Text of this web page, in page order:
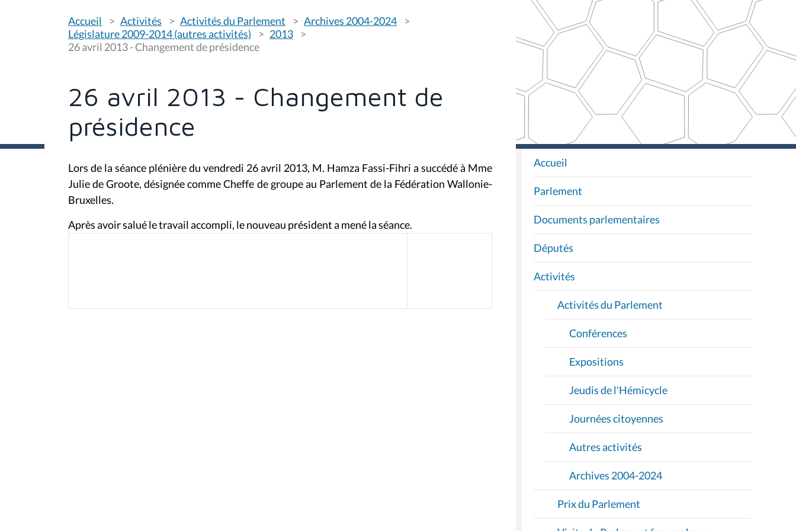
o
u
s
ê
:
Accueil Activités Activités du Parlement
Archives 2004-2024
Législature 2009-2014 (autres activités)
2013
26 avril 2013 - Changement de présidence
26 avril 2013 - Changement de
présidence
Lors de la séance plénière du vendredi 26 avril 2013, M. Hamza Fassi-Fihri a succédé à Mme
Julie de Groote, désignée comme Cheffe de groupe au Parlement de la Fédération Wallonie-
Bruxelles.
Après avoir salué le travail accompli, le nouveau président a mené la séance.
N
A
V
I
G
A
T
I
O
Accueil
Parlement
Documents parlementaires
Députés
Activités
Activités du Parlement
Conférences
Expositions
Jeudis de l'Hémicycle
Journées citoyennes
Autres activités
Archives 2004-2024
Prix du Parlement